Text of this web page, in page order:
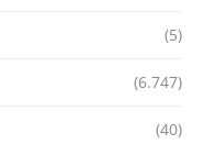
(5)
(6.747)
(40)